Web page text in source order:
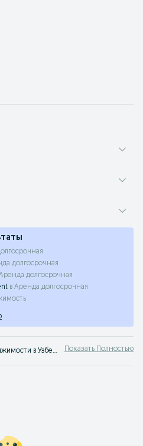
долгосрочная
долгосрочная
в Аренда долгосрочная
ijaraga — Продажа и аренда недвижимости в Узбекистане ➤ Жилая и коммерческая недвижимость по лучшей цене ✔️ Выбирайте среди множества объявлений недорого на OLX.uz! Показать Полностью